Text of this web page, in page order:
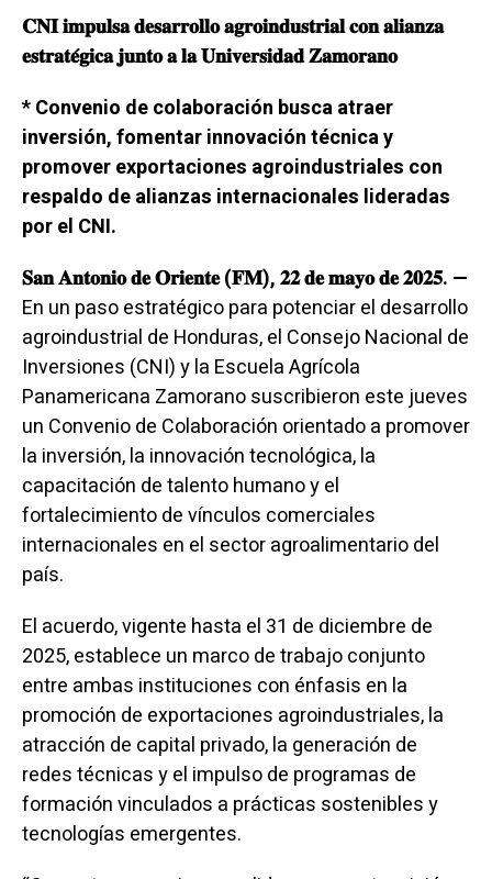
𝐂𝐍𝐈 𝐢𝐦𝐩𝐮𝐥𝐬𝐚 𝐝𝐞𝐬𝐚𝐫𝐫𝐨𝐥𝐥𝐨 𝐚𝐠𝐫𝐨𝐢𝐧𝐝𝐮𝐬𝐭𝐫𝐢𝐚𝐥 𝐜𝐨𝐧 𝐚𝐥𝐢𝐚𝐧𝐳𝐚
𝐞𝐬𝐭𝐫𝐚𝐭𝐞́𝐠𝐢𝐜𝐚 𝐣𝐮𝐧𝐭𝐨 𝐚 𝐥𝐚 𝐔𝐧𝐢𝐯𝐞𝐫𝐬𝐢𝐝𝐚𝐝 𝐙𝐚𝐦𝐨𝐫𝐚𝐧𝐨
* Convenio de colaboración busca atraer
inversión, fomentar innovación técnica y
promover exportaciones agroindustriales con
respaldo de alianzas internacionales lideradas
por el CNI.
𝐒𝐚𝐧 𝐀𝐧𝐭𝐨𝐧𝐢𝐨 𝐝𝐞 𝐎𝐫𝐢𝐞𝐧𝐭𝐞 (𝐅𝐌), 𝟐𝟐 𝐝𝐞 𝐦𝐚𝐲𝐨 𝐝𝐞 𝟐𝟎𝟐𝟓. —
En un paso estratégico para potenciar el desarrollo
agroindustrial de Honduras, el Consejo Nacional de
Inversiones (CNI) y la Escuela Agrícola
Panamericana Zamorano suscribieron este jueves
un Convenio de Colaboración orientado a promover
la inversión, la innovación tecnológica, la
capacitación de talento humano y el
fortalecimiento de vínculos comerciales
internacionales en el sector agroalimentario del
país.
El acuerdo, vigente hasta el 31 de diciembre de
2025, establece un marco de trabajo conjunto
entre ambas instituciones con énfasis en la
promoción de exportaciones agroindustriales, la
atracción de capital privado, la generación de
redes técnicas y el impulso de programas de
formación vinculados a prácticas sostenibles y
tecnologías emergentes.